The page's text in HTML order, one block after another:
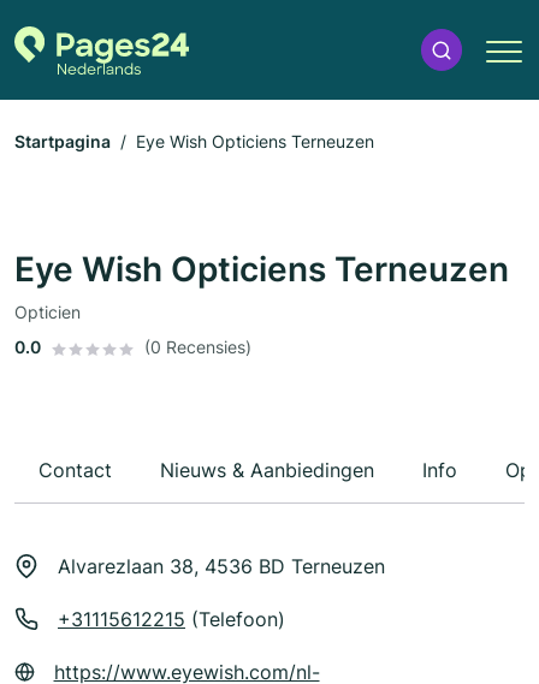
Startpagina Eye Wish Opticiens Terneuzen
Eye Wish Opticiens Terneuzen
Opticien
0.0
(0 Recensies)
Contact Nieuws & Aanbiedingen Info
Alvarezlaan 38, 4536 BD Terneuzen
+31115612215 (Telefoon)
https://www.eyewish.com/nl-